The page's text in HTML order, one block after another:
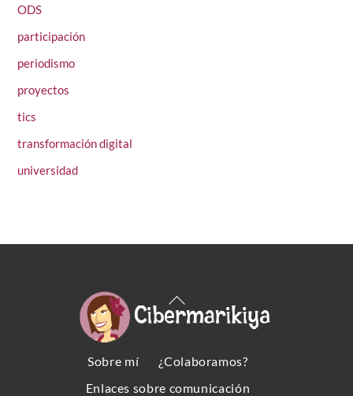
ODS
participación
periodismo
proyectos
tics
transformación digital
universidad
Back
To
Sobre mí
¿Colaboramos?
Enlaces sobre comunicación